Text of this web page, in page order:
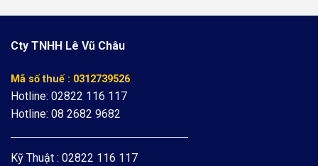
Cty TNHH Lê Vũ Châu
Mã số thuế : 0312739526
Hotline: 02822 116 117
Hotline: 08 2682 9682
Kỹ Thuật : 02822 116 117